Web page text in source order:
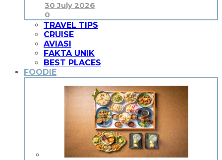
30 July 2026
0
TRAVEL TIPS
CRUISE
AVIASI
FAKTA UNIK
BEST PLACES
FOODIE